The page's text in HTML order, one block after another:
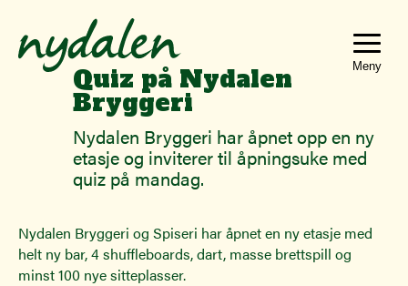
innhold
navigasjon
Quiz på Nydalen
Bryggeri
Nydalen Bryggeri har åpnet opp en ny
etasje og inviterer til åpningsuke med
quiz på mandag.
Nydalen Bryggeri og Spiseri har åpnet en ny etasje med
helt ny bar, 4 shuffleboards, dart, masse brettspill og
minst 100 nye sitteplasser.